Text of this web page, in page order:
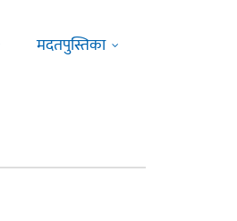
मदतपुस्तिका